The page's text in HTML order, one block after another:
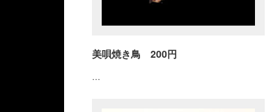
美唄焼き鳥 200円
…